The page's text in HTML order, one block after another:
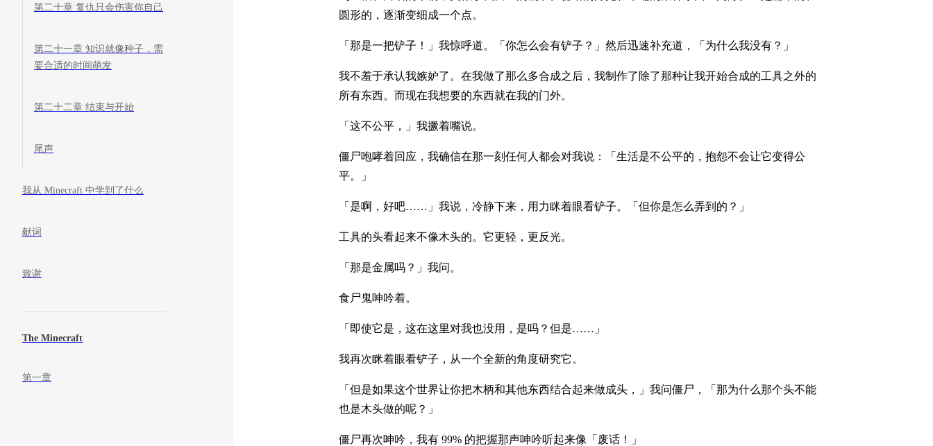
第二十章 复仇只会伤害你自己
第二十一章 知识就像种子，需
要合适的时间萌发
第二十二章 结束与开始
尾声
我从 Minecraft 中学到了什么
献词
致谢
The Minecraft
第一章
圆形的，逐渐变细成一个点。
「那是一把铲子！」我惊呼道。「你怎么会有铲子？」然后迅速补充道，「为什么我没有？」
我不羞于承认我嫉妒了。在我做了那么多合成之后，我制作了除了那种让我开始合成的工具之外的
所有东西。而现在我想要的东西就在我的门外。
「这不公平，」我撅着嘴说。
僵尸咆哮着回应，我确信在那一刻任何人都会对我说：「生活是不公平的，抱怨不会让它变得公
平。」
「是啊，好吧……」我说，冷静下来，用力眯着眼看铲子。「但你是怎么弄到的？」
工具的头看起来不像木头的。它更轻，更反光。
「那是金属吗？」我问。
食尸鬼呻吟着。
「即使它是，这在这里对我也没用，是吗？但是……」
我再次眯着眼看铲子，从一个全新的角度研究它。
「但是如果这个世界让你把木柄和其他东西结合起来做成头，」我问僵尸，「那为什么那个头不能
也是木头做的呢？」
僵尸再次呻吟，我有 99% 的把握那声呻吟听起来像「废话！」